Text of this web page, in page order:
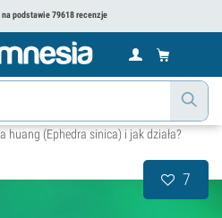
na podstawie 79618 recenzje
huang (Ephedra sinica) i jak działa?
7